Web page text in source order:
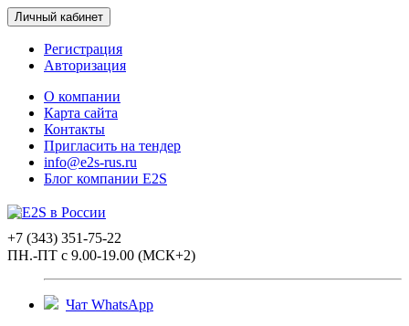
Личный кабинет
Регистрация
Авторизация
О компании
Карта сайта
Контакты
Пригласить на тендер
info@e2s-rus.ru
Блог компании E2S
+7 (343) 351-75-22
ПН.-ПТ с 9.00-19.00 (МСК+2)
Чат WhatsApp